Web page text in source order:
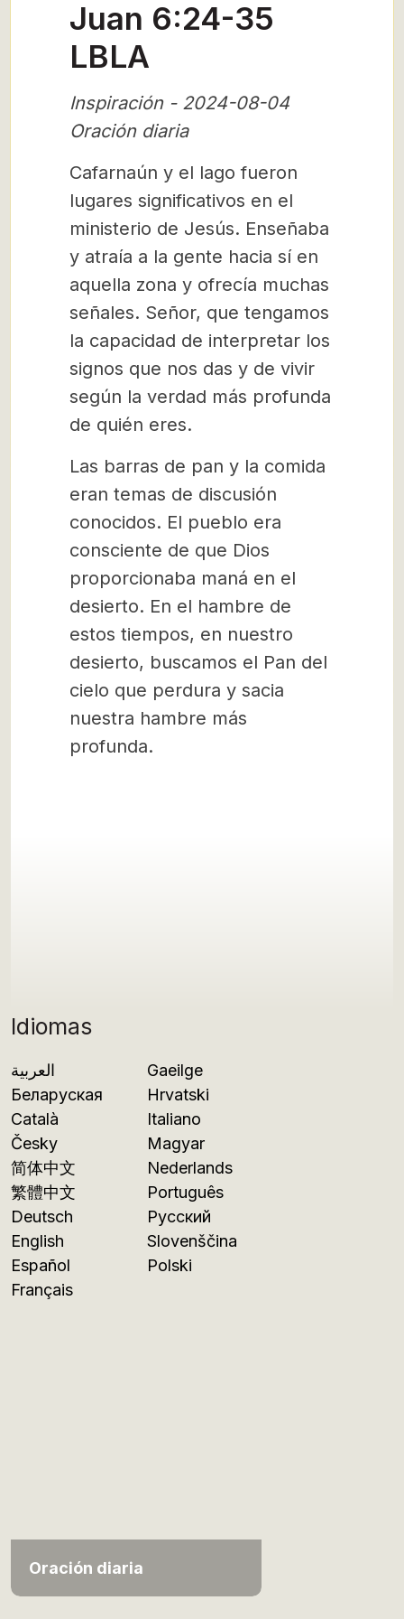
Idiomas
العربية
Беларуская
Català
Česky
简体中文
繁體中文
Deutsch
English
Español
Français
Gaeilge
Hrvatski
Italiano
Magyar
Nederlands
Português
Русский
Slovenščina
Polski
Oración diaria
Juan 6:24-35
LBLA
Inspiración - 2024-08-04
Oración diaria
Cafarnaún y el lago fueron
lugares significativos en el
ministerio de Jesús. Enseñaba
y atraía a la gente hacia sí en
aquella zona y ofrecía muchas
señales. Señor, que tengamos
la capacidad de interpretar los
signos que nos das y de vivir
según la verdad más profunda
de quién eres.
Las barras de pan y la comida
eran temas de discusión
conocidos. El pueblo era
consciente de que Dios
proporcionaba maná en el
desierto. En el hambre de
estos tiempos, en nuestro
desierto, buscamos el Pan del
cielo que perdura y sacia
nuestra hambre más
profunda.